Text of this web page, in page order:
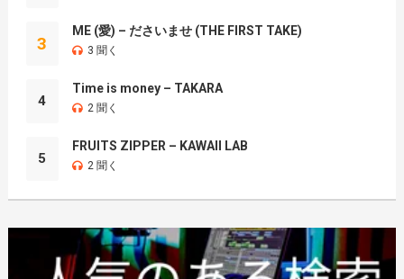
3
ME (愛) – ださいませ (THE FIRST TAKE)
3 聞く
4
Time is money – TAKARA
2 聞く
5
FRUITS ZIPPER – KAWAII LAB
2 聞く